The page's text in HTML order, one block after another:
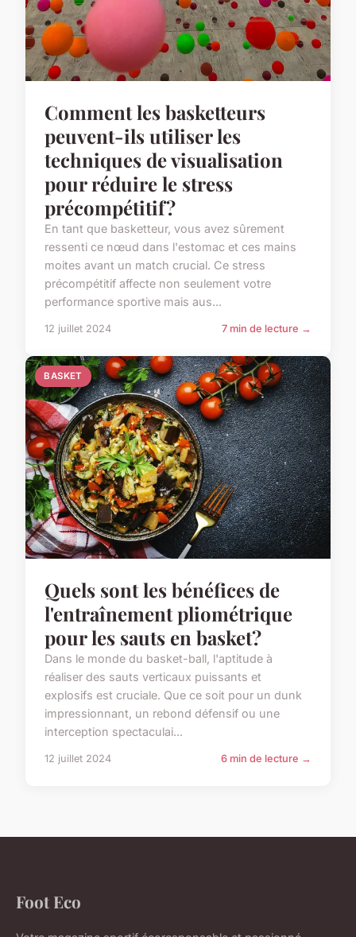
Comment les basketteurs
peuvent-ils utiliser les
techniques de visualisation
pour réduire le stress
précompétitif?
En tant que basketteur, vous avez sûrement
ressenti ce nœud dans l'estomac et ces mains
moites avant un match crucial. Ce stress
précompétitif affecte non seulement votre
performance sportive mais aus...
12 juillet 2024 7 min de lecture →
BASKET
Quels sont les bénéfices de
l'entraînement pliométrique
pour les sauts en basket?
Dans le monde du basket-ball, l'aptitude à
réaliser des sauts verticaux puissants et
explosifs est cruciale. Que ce soit pour un dunk
impressionnant, un rebond défensif ou une
interception spectaculai...
12 juillet 2024 6 min de lecture →
Foot Eco